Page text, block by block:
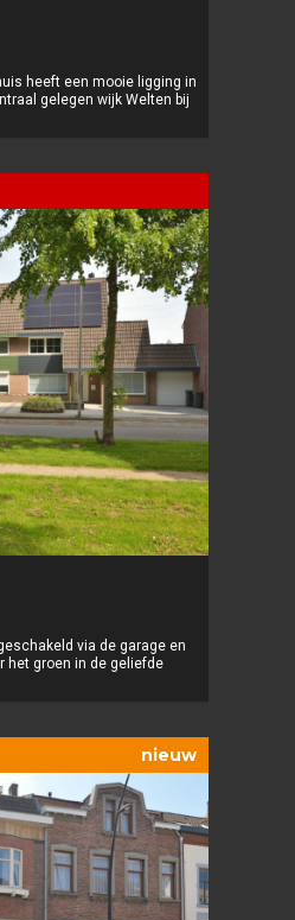
heeft een mooie ligging in
gelegen wijk Welten bij
via de garage en
het groen in de geliefde
nieuw